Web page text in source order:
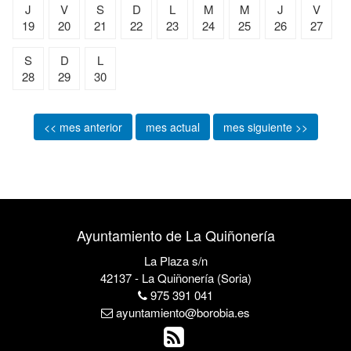
J
19
V
20
S
21
D
22
L
23
M
24
M
25
J
26
V
27
S
28
D
29
L
30
<< mes anterior mes actual mes siguiente >>
Ayuntamiento de La Quiñonería
La Plaza s/n
42137 - La Quiñonería (Soria)
975 391 041
ayuntamiento@borobia.es